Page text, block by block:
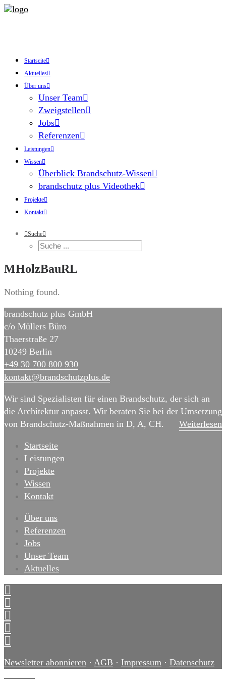
Startseite
Aktuelles
Über uns
Unser Team
Zweigstellen
Jobs
Referenzen
Leistungen
Wissen
Überblick Brandschutz-Wissen
brandschutz plus Videothek
Projekte
Kontakt
Suche
MHolzBauRL
Nothing found.
brandschutz plus GmbH
c/o Müllers Büro
Thaerstraße 27
10249 Berlin
+49 30 700 800 930
kontakt@brand­schutz­plus.de
Wir sind Spezialisten für einen Brandschutz, der sich an
die Architektur anpasst. Wir beraten Sie bei der Umsetzung
von Brandschutz-Maßnahmen in D, A, CH.
Weiterlesen
Startseite
Leistungen
Projekte
Wissen
Kontakt
Über uns
Referenzen
Jobs
Unser Team
Aktuelles
Newsletter abonnieren · AGB · Impressum · Datenschutz